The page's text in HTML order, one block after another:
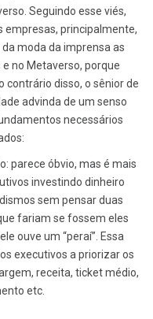
Seguindo esse viés,
empresas, principalmente,
moda da imprensa as
no Metaverso, porque
disso, o sênior de
advinda de um senso
necessários
parece óbvio, mas é mais
investindo dinheiro
sem pensar duas
fariam se fossem eles
ouve um “peraí”. Essa
executivos a priorizar os
receita, ticket médio,
etc.